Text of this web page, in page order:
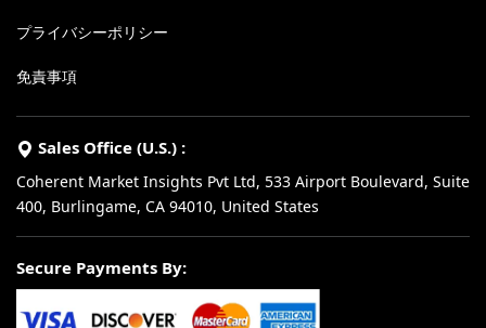
プライバシーポリシー
免責事項
Sales Office (U.S.) :
Coherent Market Insights Pvt Ltd, 533 Airport Boulevard, Suite
400, Burlingame, CA 94010, United States
Secure Payments By: